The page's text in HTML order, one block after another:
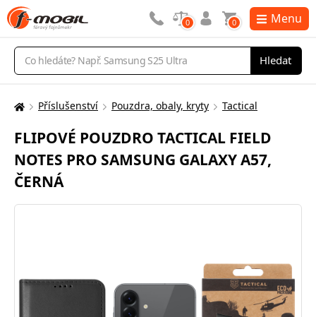
Vyhledávání
Hledat
0 0 Menu
Zde
nacházíte:
Příslušenství Pouzdra, obaly, kryty Tactical
FLIPOVÉ POUZDRO TACTICAL FIELD
NOTES PRO SAMSUNG GALAXY A57,
ČERNÁ